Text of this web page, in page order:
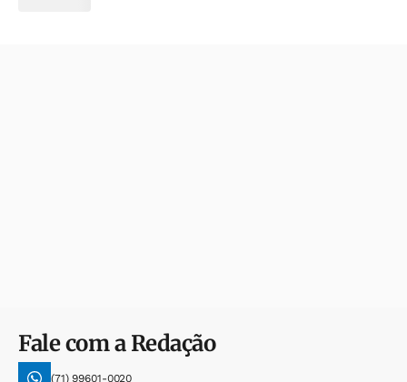
Fale com a Redação
(71) 99601-0020